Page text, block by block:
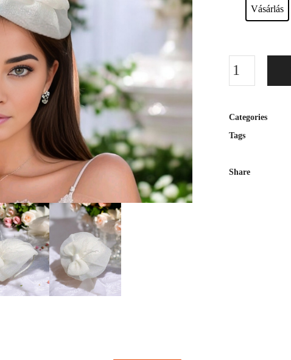
Vásárlás
Categories
Tags
Share